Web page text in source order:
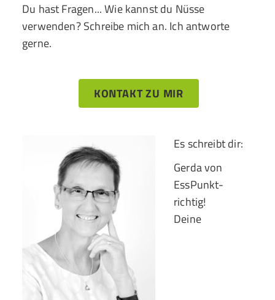
Du hast Fragen... Wie kannst du Nüsse
verwenden? Schreibe mich an. Ich antworte
gerne.
KONTAKT ZU MIR
Es schreibt dir:
Gerda von
EssPunkt-
richtig!
Deine